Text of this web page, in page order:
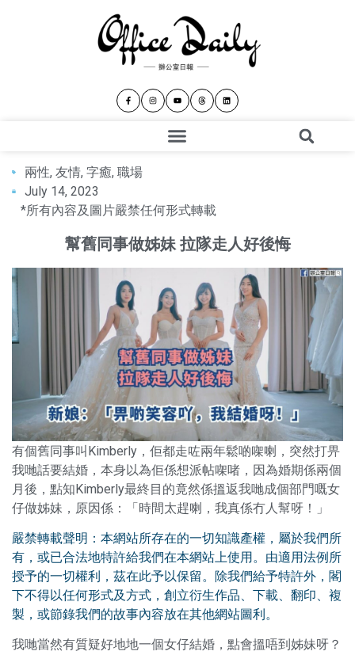
兩性, 友情, 字癒, 職場
July 14, 2023
*所有內容及圖片嚴禁任何形式轉載
幫舊同事做姊妹 拉隊走人好後悔
有個舊同事叫Kimberly，佢都走咗兩年鬆啲㗎喇，突然打畀
我哋話要結婚，本身以為佢係想派帖㗎啫，因為婚期係兩個
月後，點知Kimberly最終目的竟然係搵返我哋成個部門嘅女
仔做姊妹，原因係：「時間太趕喇，我真係冇人幫呀！」
嚴禁轉載聲明：本網站所存在的一切知識產權，屬於我們所
有，或已合法地特許給我們在本網站上使用。由適用法例所
授予的一切權利，茲在此予以保留。除我們給予特許外，閣
下不得以任何形式及方式，創立衍生作品、下載、翻印、複
製，或節錄我們的故事內容放在其他網站圖利。
我哋當然有質疑好地地一個女仔結婚，點會搵唔到姊妹呀？